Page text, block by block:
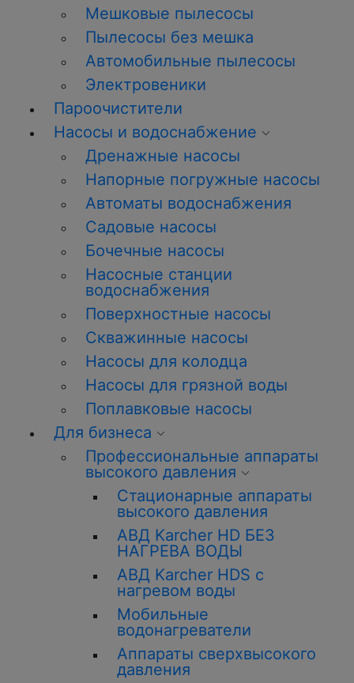
Мешковые пылесосы
Пылесосы без мешка
Автомобильные пылесосы
Электровеники
Пароочистители
Насосы и водоснабжение
Дренажные насосы
Напорные погружные насосы
Автоматы водоснабжения
Садовые насосы
Бочечные насосы
Насосные станции
водоснабжения
Поверхностные насосы
Скважинные насосы
Насосы для колодца
Насосы для грязной воды
Поплавковые насосы
Для бизнеса
Профессиональные аппараты
высокого давления
Стационарные аппараты
высокого давления
АВД Karcher HD БЕЗ
НАГРЕВА ВОДЫ
АВД Karcher HDS с
нагревом воды
Мобильные
водонагреватели
Аппараты сверхвысокого
давления